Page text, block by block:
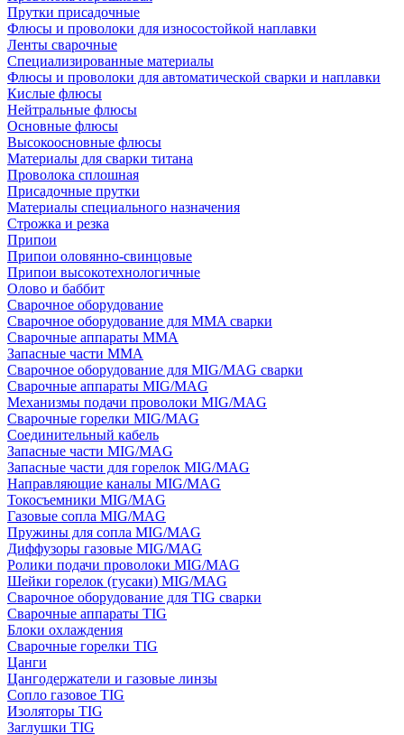
Прутки присадочные
Флюсы и проволоки для износостойкой наплавки
Ленты сварочные
Специализированные материалы
Флюсы и проволоки для автоматической сварки и наплавки
Кислые флюсы
Нейтральные флюсы
Основные флюсы
Высокоосновные флюсы
Материалы для сварки титана
Проволока сплошная
Присадочные прутки
Материалы специального назначения
Строжка и резка
Припои
Припои оловянно-свинцовые
Припои высокотехнологичные
Олово и баббит
Сварочное оборудование
Сварочное оборудование для MMA сварки
Сварочные аппараты MMA
Запасные части MMA
Сварочное оборудование для MIG/MAG сварки
Сварочные аппараты MIG/MAG
Механизмы подачи проволоки MIG/MAG
Сварочные горелки MIG/MAG
Соединительный кабель
Запасные части MIG/MAG
Запасные части для горелок MIG/MAG
Направляющие каналы MIG/MAG
Токосъемники MIG/MAG
Газовые сопла MIG/MAG
Пружины для сопла MIG/MAG
Диффузоры газовые MIG/MAG
Ролики подачи проволоки MIG/MAG
Шейки горелок (гусаки) MIG/MAG
Сварочное оборудование для TIG сварки
Сварочные аппараты TIG
Блоки охлаждения
Сварочные горелки TIG
Цанги
Цангодержатели и газовые линзы
Сопло газовое TIG
Изоляторы TIG
Заглушки TIG